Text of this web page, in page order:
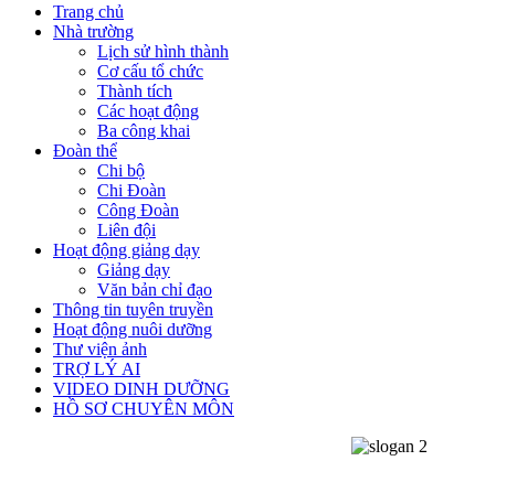
Trang chủ
Nhà trường
Lịch sử hình thành
Cơ cấu tổ chức
Thành tích
Các hoạt động
Ba công khai
Đoàn thể
Chi bộ
Chi Đoàn
Công Đoàn
Liên đội
Hoạt động giảng dạy
Giảng dạy
Văn bản chỉ đạo
Thông tin tuyên truyền
Hoạt động nuôi dưỡng
Thư viện ảnh
TRỢ LÝ AI
VIDEO DINH DƯỠNG
HỒ SƠ CHUYÊN MÔN